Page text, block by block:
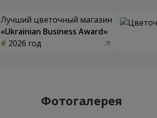
Лучший цветочный магазин
«Ukrainian Business Award»
2026 год
Фотогалерея